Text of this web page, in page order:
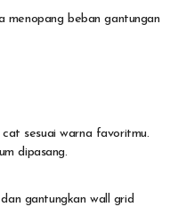
menopang beban gantungan
sesuai warna favoritmu.
dipasang.
gantungkan wall grid